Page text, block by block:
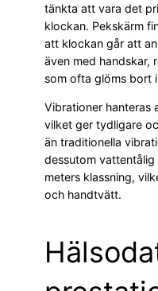
tänkta att vara det
klockan. Pekskärm
att klockan går att
även med handskar,
som ofta glöms bort
Vibrationer hanteras
vilket ger tydligare
än traditionella
dessutom
meters klassning,
och handtvätt.